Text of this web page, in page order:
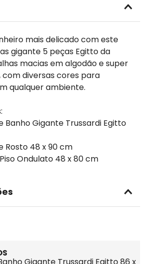
mais delicado com este
gigante 5 peças Egitto da
macias em algodão e super
diversas cores para
qualquer ambiente.
Banho Gigante Trussardi Egitto
Rosto 48 x 90 cm
Ondulato 48 x 80 cm